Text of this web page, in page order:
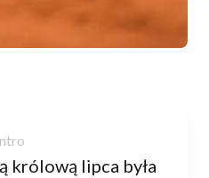
królową lipca była